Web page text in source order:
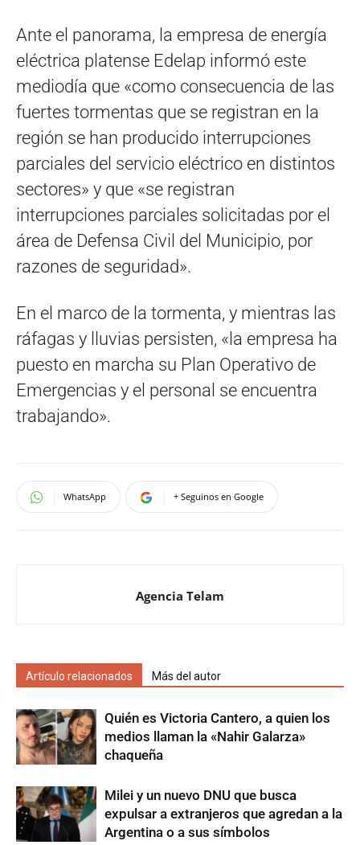
Ante el panorama, la empresa de energía
eléctrica platense Edelap informó este
mediodía que «como consecuencia de las
fuertes tormentas que se registran en la
región se han producido interrupciones
parciales del servicio eléctrico en distintos
sectores» y que «se registran
interrupciones parciales solicitadas por el
área de Defensa Civil del Municipio, por
razones de seguridad».
En el marco de la tormenta, y mientras las
ráfagas y lluvias persisten, «la empresa ha
puesto en marcha su Plan Operativo de
Emergencias y el personal se encuentra
trabajando».
WhatsApp + Seguinos en Google
Agencia Telam
Artículo relacionados Más del autor
Quién es Victoria Cantero, a quien los
medios llaman la «Nahir Galarza»
chaqueña
Milei y un nuevo DNU que busca
expulsar a extranjeros que agredan a la
Argentina o a sus símbolos